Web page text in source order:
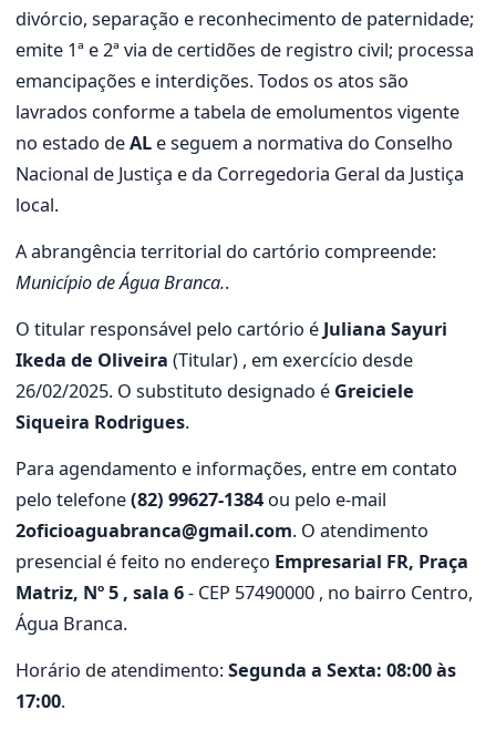
divórcio, separação e reconhecimento de paternidade;
emite 1ª e 2ª via de certidões de registro civil; processa
emancipações e interdições. Todos os atos são
lavrados conforme a tabela de emolumentos vigente
no estado deAL e seguem a normativa do Conselho
Nacional de Justiça e da Corregedoria Geral da Justiça
local.
A abrangência territorial do cartório compreende:
Município de Água Branca..
O titular responsável pelo cartório é Juliana Sayuri
Ikeda de Oliveira (Titular) , em exercício desde
26/02/2025. O substituto designado é Greiciele
Siqueira Rodrigues.
Para agendamento e informações, entre em contato
pelo telefone(82) 99627-1384 ou pelo e-mail
2oficioaguabranca@gmail.com. O atendimento
presencial é feito no endereço Empresarial FR, Praça
Matriz, Nº 5 , sala 6- CEP 57490000 , no bairro Centro,
Água Branca.
Horário de atendimento:Segunda a Sexta: 08:00 às
17:00.